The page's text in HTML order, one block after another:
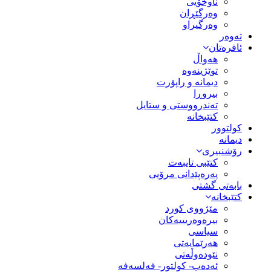
وەرگێڕان
وەرگیراو
تەوەر
ئافرەتان
هەواڵ
توێژینەوە
دیمانە و راپۆرت
بیروڕا
تەندرووستی و ستایل
کتێبخانە
کولتوور
دیمانە
رۆشنبیری
کتێبی تایبەت
پەرەپێدانی مرۆیی
بابەتی گشتی
کتێبخانە
مێژووى کورد
بیرەوەریییەکان
سیاسى
هەرێمایەتی
نێودەوڵەتی
ئەدەب- کولتور- فەلسەفە